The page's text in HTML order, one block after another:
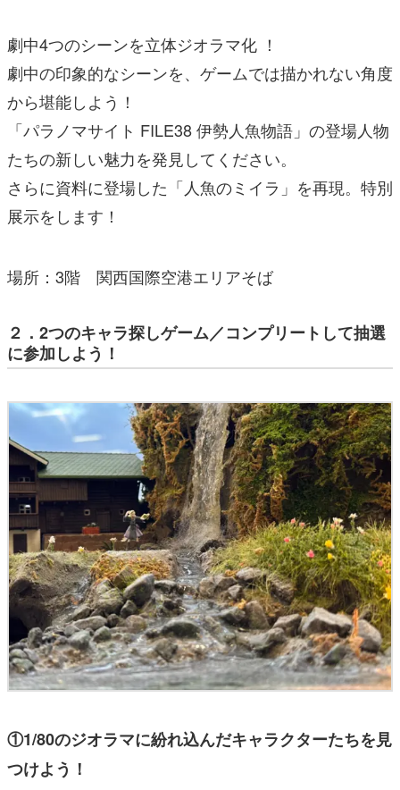
劇中4つのシーンを立体ジオラマ化 ！
劇中の印象的なシーンを、ゲームでは描かれない角度
から堪能しよう！
「パラノマサイト FILE38 伊勢人魚物語」の登場人物
たちの新しい魅力を発見してください。
さらに資料に登場した「人魚のミイラ」を再現。特別
展示をします！
場所：3階 関西国際空港エリアそば
２．2つのキャラ探しゲーム／コンプリートして抽選
に参加しよう！
①1/80のジオラマに紛れ込んだキャラクターたちを見
つけよう！